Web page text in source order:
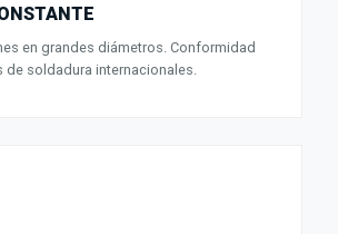
en grandes diámetros. Conformidad
de soldadura internacionales.